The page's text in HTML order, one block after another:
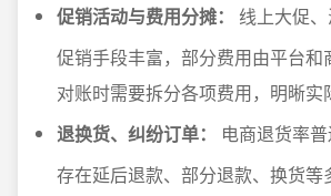
促销活动与费用分摊：
线上大促
促销手段丰富，部分费用由平台和
对账时需要拆分各项费用，明晰实
退换货、纠纷订单：
电商退货率
存在延后退款、部分退款、换货等